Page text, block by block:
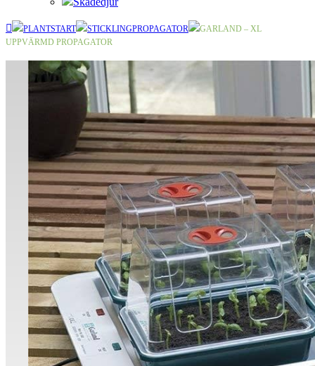
PLANTSTART STICKLINGPROPAGATOR
GARLAND – XL
UPPVÄRMD PROPAGATOR